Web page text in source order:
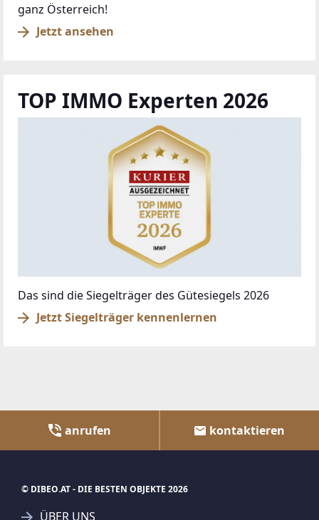
ganz Österreich!
Jetzt ansehen
TOP IMMO Experten 2026
Das sind die Siegelträger des Gütesiegels 2026
Jetzt Siegelträger kennenlernen
anrufen kontaktieren
© DIBEO.AT - DIE BESTEN OBJEKTE 2026
ÜBER UNS